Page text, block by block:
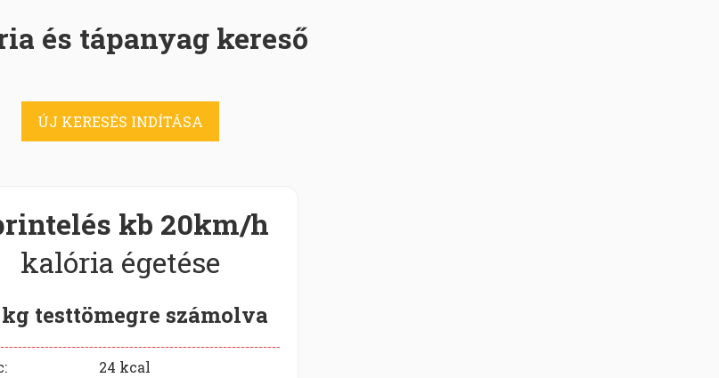
és tápanyag kereső
ÚJ KERESÉS INDÍTÁSA
kb 20km/h
kalória égetése
kg testtömegre számolva
24 kcal